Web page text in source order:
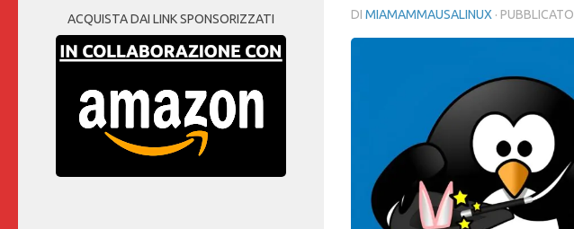
DI MIAMAMMAUSALINUX · PUBBLICATO
ACQUISTA DAI LINK SPONSORIZZATI